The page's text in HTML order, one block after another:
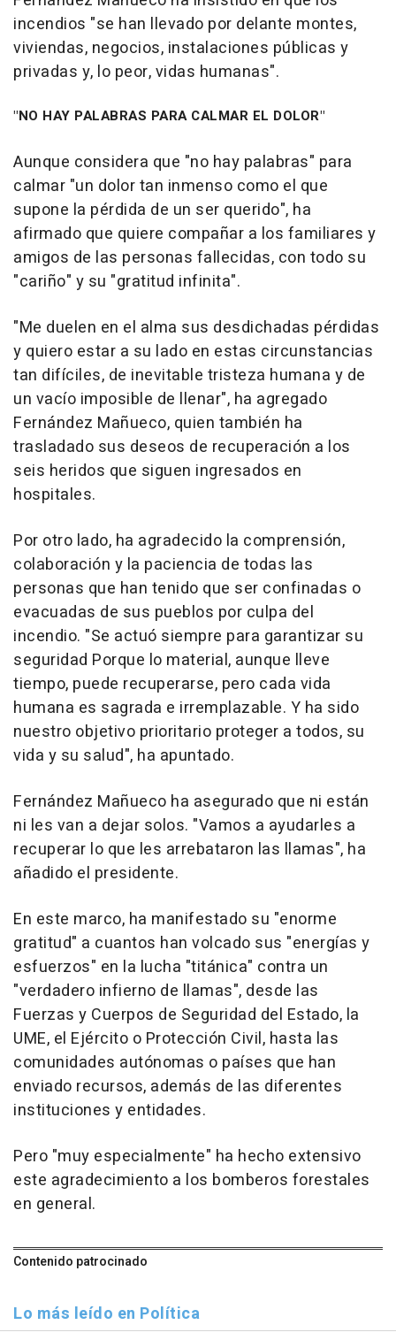
incendios "se han llevado por delante montes,
viviendas, negocios, instalaciones públicas y
privadas y, lo peor, vidas humanas".
"NO HAY PALABRAS PARA CALMAR EL DOLOR"
Aunque considera que "no hay palabras" para
calmar "un dolor tan inmenso como el que
supone la pérdida de un ser querido", ha
afirmado que quiere compañar a los familiares y
amigos de las personas fallecidas, con todo su
"cariño" y su "gratitud infinita".
"Me duelen en el alma sus desdichadas pérdidas
y quiero estar a su lado en estas circunstancias
tan difíciles, de inevitable tristeza humana y de
un vacío imposible de llenar", ha agregado
Fernández Mañueco, quien también ha
trasladado sus deseos de recuperación a los
seis heridos que siguen ingresados en
hospitales.
Por otro lado, ha agradecido la comprensión,
colaboración y la paciencia de todas las
personas que han tenido que ser confinadas o
evacuadas de sus pueblos por culpa del
incendio. "Se actuó siempre para garantizar su
seguridad Porque lo material, aunque lleve
tiempo, puede recuperarse, pero cada vida
humana es sagrada e irremplazable. Y ha sido
nuestro objetivo prioritario proteger a todos, su
vida y su salud", ha apuntado.
Fernández Mañueco ha asegurado que ni están
ni les van a dejar solos. "Vamos a ayudarles a
recuperar lo que les arrebataron las llamas", ha
añadido el presidente.
En este marco, ha manifestado su "enorme
gratitud" a cuantos han volcado sus "energías y
esfuerzos" en la lucha "titánica" contra un
"verdadero infierno de llamas", desde las
Fuerzas y Cuerpos de Seguridad del Estado, la
UME, el Ejército o Protección Civil, hasta las
comunidades autónomas o países que han
enviado recursos, además de las diferentes
instituciones y entidades.
Pero "muy especialmente" ha hecho extensivo
este agradecimiento a los bomberos forestales
en general.
Contenido patrocinado
Lo más leído en Política